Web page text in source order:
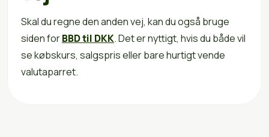
Skal du regne den anden vej, kan du også bruge
siden forBBD til DKK. Det er nyttigt, hvis du både vil
se købskurs, salgspris eller bare hurtigt vende
valutaparret.